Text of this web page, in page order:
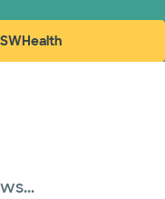
ventana nueva)